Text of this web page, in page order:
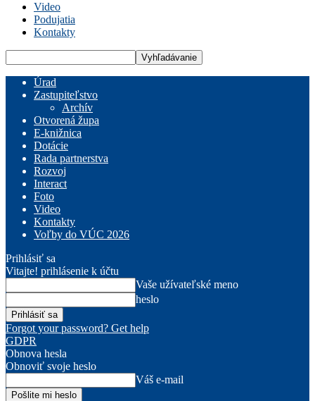
Video
Podujatia
Kontakty
Úrad
Zastupiteľstvo
Archív
Otvorená župa
E-knižnica
Dotácie
Rada partnerstva
Rozvoj
Interact
Foto
Video
Kontakty
Voľby do VÚC 2026
Prihlásiť sa
Vitajte! prihlásenie k účtu
Vaše užívateľské meno
heslo
Forgot your password? Get help
GDPR
Obnova hesla
Obnoviť svoje heslo
Váš e-mail